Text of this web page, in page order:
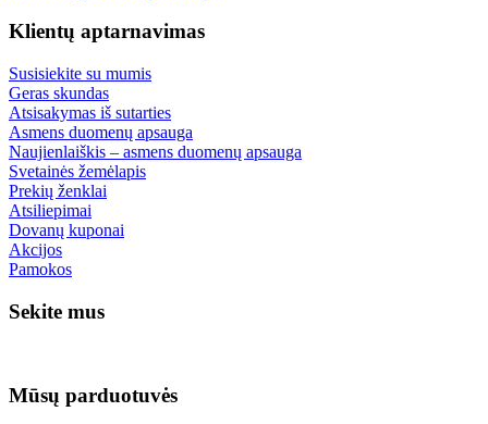
Klientų aptarnavimas
Susisiekite su mumis
Geras skundas
Atsisakymas iš sutarties
Asmens duomenų apsauga
Naujienlaiškis – asmens duomenų apsauga
Svetainės žemėlapis
Prekių ženklai
Atsiliepimai
Dovanų kuponai
Akcijos
Pamokos
Sekite mus
Mūsų parduotuvės